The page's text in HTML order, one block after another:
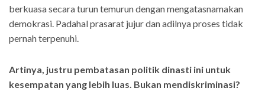
berkuasa secara turun temurun dengan mengatasnamakan
demokrasi. Padahal prasarat jujur dan adilnya proses tidak
pernah terpenuhi.
Artinya, justru pembatasan politik dinasti ini untuk
kesempatan yang lebih luas. Bukan mendiskriminasi?